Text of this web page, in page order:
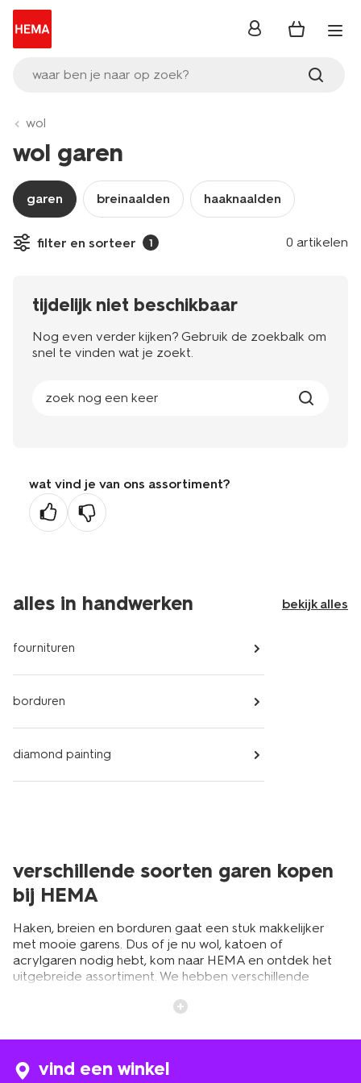
waar ben je naar op zoek?
inloggen
wol
wol garen
garen breinaalden haaknaalden
filter en sorteer 1 0 artikelen
tijdelijk niet beschikbaar
Nog even verder kijken? Gebruik de zoekbalk om
snel te vinden wat je zoekt.
zoek nog een keer
wat vind je van ons assortiment?
alles in handwerken bekijk alles
fournituren
borduren
diamond painting
verschillende soorten garen kopen
bij HEMA
Haken, breien en borduren gaat een stuk makkelijker
met mooie garens. Dus of je nu wol, katoen of
acrylgaren nodig hebt, kom naar HEMA en ontdek het
uitgebreide assortiment. We hebben verschillende
door rekening te houden met het gebruik, het seizoen,
accessoire wil geven. Bekijk het etiket voor de
sjaal, sweater of muts lang mooi blijft.
vind een winkel